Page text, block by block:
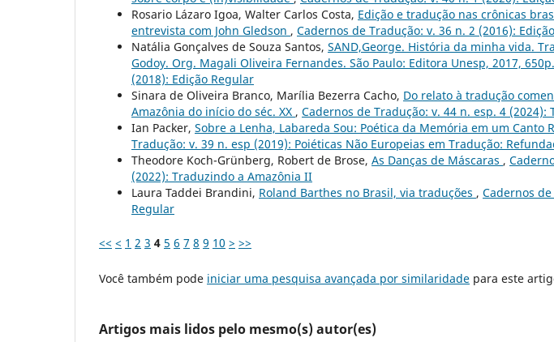
Rosario Lázaro Igoa, Walter Carlos Costa, Edição e tradução nas crônicas
entrevista com John Gledson , Cadernos de Tradução: v. 36 n. 2 (2016):
Natália Gonçalves de Souza Santos, SAND,George. História da minha vida.
Godoy. Org. Magali Oliveira Fernandes. São Paulo: Editora Unesp, 2017, 650p.
(2018): Edição Regular
Sinara de Oliveira Branco, Marília Bezerra Cacho, Do relato à tradução
Amazônia do início do séc. XX , Cadernos de Tradução: v. 44 n. esp. 4 (2024):
Ian Packer, Sobre a Lenha, Labareda Sou: Poética da Memória em um Canto
Tradução: v. 39 n. esp (2019): Poiéticas Não Europeias em Tradução:
Theodore Koch-Grünberg, Robert de Brose, As Danças de Máscaras ,
(2022): Traduzindo a Amazônia II
Laura Taddei Brandini, Roland Barthes no Brasil, via traduções , Cadernos
Regular
<< < 1 2 3 4 5 6 7 8 9 10 > >>
Você também pode iniciar uma pesquisa avançada por similaridade para este
Artigos mais lidos pelo mesmo(s) autor(es)